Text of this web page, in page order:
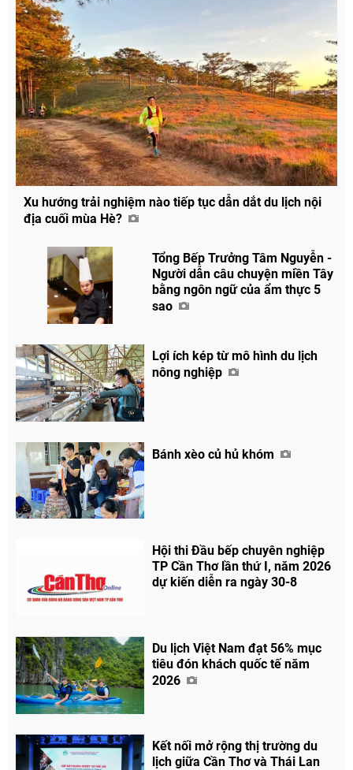
Xu hướng trải nghiệm nào tiếp tục dẫn dắt du lịch nội
địa cuối mùa Hè?
Tổng Bếp Trưởng Tâm Nguyễn -
Người dẫn câu chuyện miền Tây
bằng ngôn ngữ của ẩm thực 5
sao
Lợi ích kép từ mô hình du lịch
nông nghiệp
Bánh xèo củ hủ khóm
Hội thi Đầu bếp chuyên nghiệp
TP Cần Thơ lần thứ I, năm 2026
dự kiến diễn ra ngày 30-8
Du lịch Việt Nam đạt 56% mục
tiêu đón khách quốc tế năm
2026
Kết nối mở rộng thị trường du
lịch giữa Cần Thơ và Thái Lan